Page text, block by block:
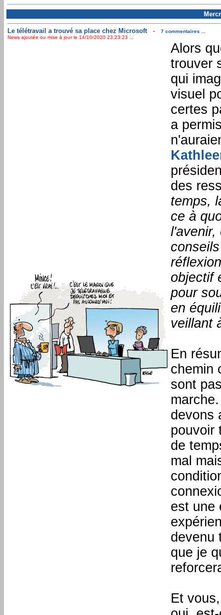
Le télétravail a trouvé sa place chez Microsoft-
7 commentaires ...
News ajoutée ou mise à jour le 14/10/2020 23:23:23 ...
Alors
trouver
qui
visuel
certes
a
des
temps,
ce à
l'avenir,
objectif
pour
en
veillant
En
chemin
sont
devons
pouvoir
de
mal
est une
devenu
que je
Et